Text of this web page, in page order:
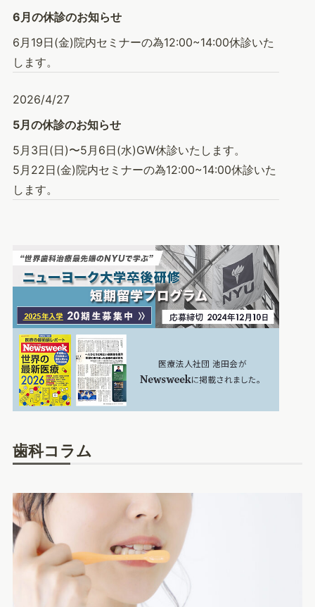
6月の休診のお知らせ
6月19日(金)院内セミナーの為12:00~14:00休診いた
します。
2026/4/27
5月の休診のお知らせ
5月3日(日)〜5月6日(水)GW休診いたします。
5月22日(金)院内セミナーの為12:00~14:00休診いた
します。
歯科コラム